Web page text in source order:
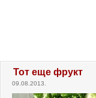
Тот еще фрукт
09.08.2013.